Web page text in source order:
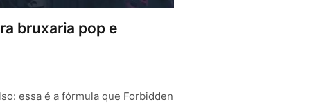
bruxaria pop e
essa é a fórmula que Forbidden